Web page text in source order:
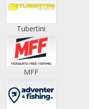
Tubertini
MFF